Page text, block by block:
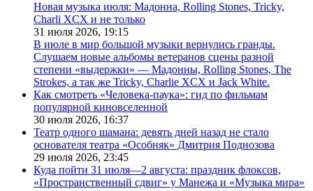
Новая музыка июля: Мадонна, Rolling Stones, Tricky,
Charli XCX и не только
31 июля 2026, 19:15
В июле в мир большой музыки вернулись гранды.
Слушаем новые альбомы ветеранов сцены разной
степени «выдержки» — Мадонны, Rolling Stones, The
Strokes, а так же Tricky, Charlie XCX и Jack White.
Как смотреть «Человека-паука»: гид по фильмам
популярной киновселенной
30 июля 2026, 16:37
Театр одного шамана: девять дней назад не стало
основателя театра «Особняк» Дмитрия Поднозова
29 июля 2026, 23:45
Куда пойти 31 июля—2 августа: праздник флоксов,
«Пространственный сдвиг» у Манежа и «Музыка мира»